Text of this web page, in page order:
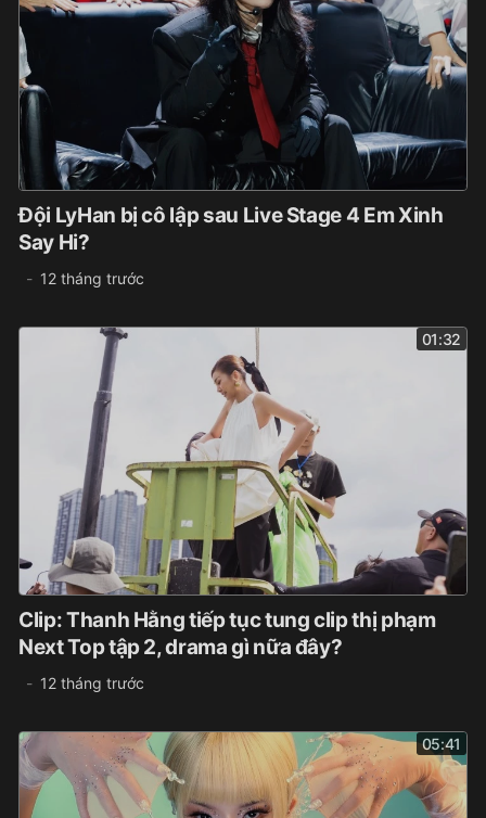
Đội LyHan bị cô lập sau Live Stage 4 Em Xinh
Say Hi?
12 tháng trước
01:32
Clip: Thanh Hằng tiếp tục tung clip thị phạm
Next Top tập 2, drama gì nữa đây?
12 tháng trước
05:41